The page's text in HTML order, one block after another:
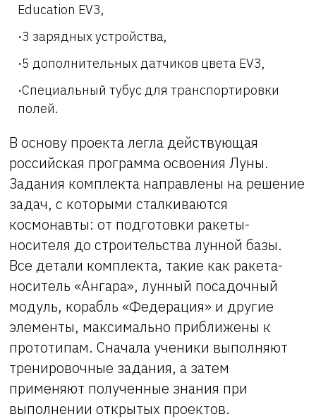
Education EV3,
3 зарядных устройства,
5 дополнительных датчиков цвета EV3,
Специальный тубус для транспортировки
полей.
В основу проекта легла действующая
российская программа освоения Луны.
Задания комплекта направлены на решение
задач, с которыми сталкиваются
космонавты: от подготовки ракеты-
носителя до строительства лунной базы.
Все детали комплекта, такие как ракета-
носитель «Ангара», лунный посадочный
модуль, корабль «Федерация» и другие
элементы, максимально приближены к
прототипам. Сначала ученики выполняют
тренировочные задания, а затем
применяют полученные знания при
выполнении открытых проектов.